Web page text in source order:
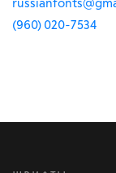
(960) 020-7534